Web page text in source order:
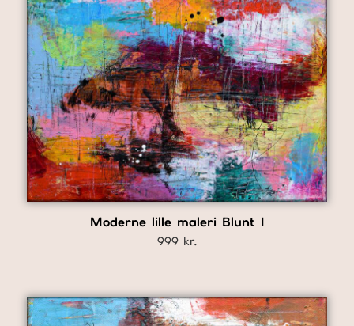
Moderne lille maleri Blunt I
999 kr.